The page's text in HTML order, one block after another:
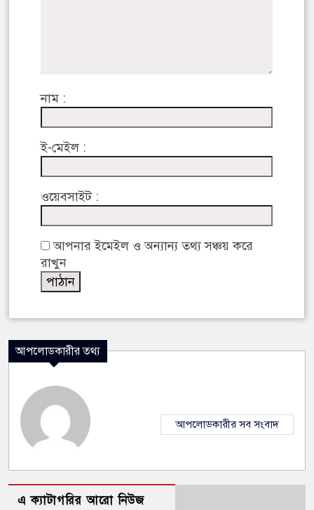
নাম :
ই-মেইল :
ওয়েবসাইট :
আপনার ইমেইল ও অন্যান্য তথ্য সঞ্চয় করে
রাখুন
আপলোডকারীর তথ্য
আপলোডকারীর সব সংবাদ
এ ক্যাটাগরির আরো নিউজ